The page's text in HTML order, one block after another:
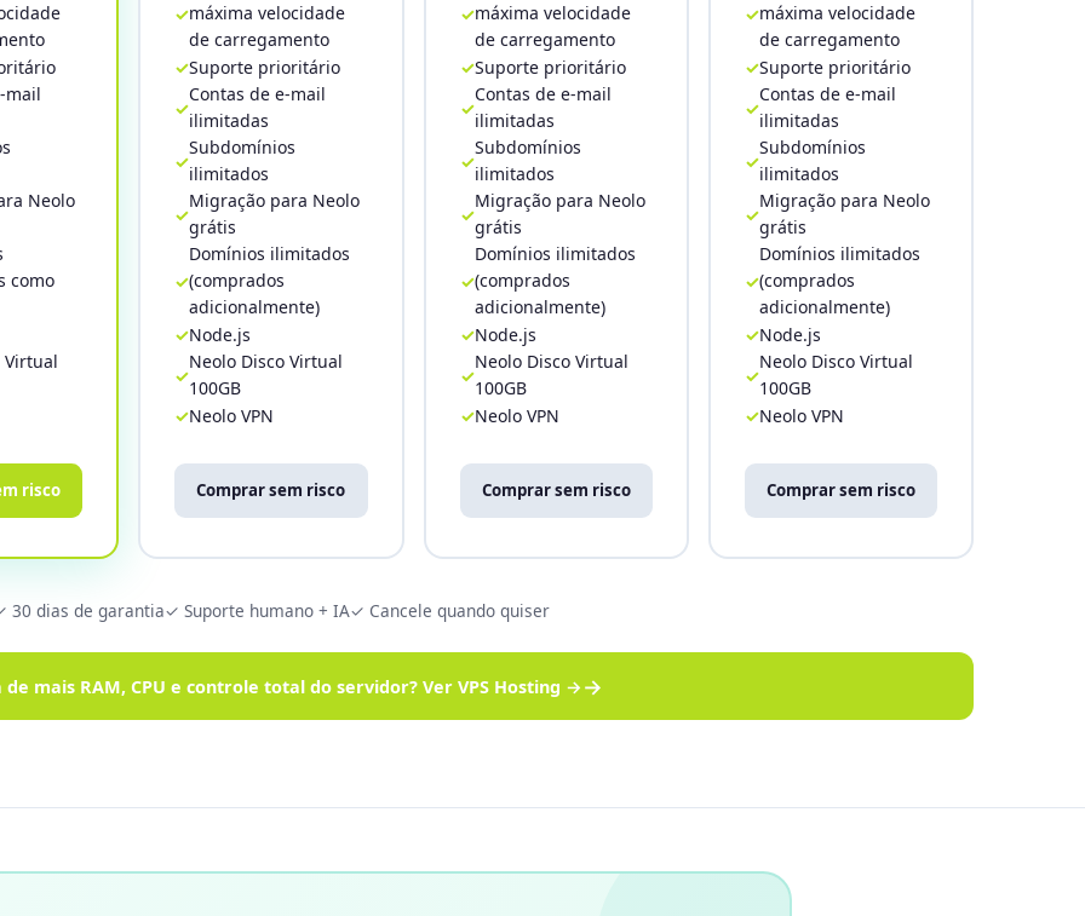
mail
Neolo
como
Virtual
risco
máxima velocidade
de carregamento
Suporte prioritário
Contas de e-mail
ilimitadas
Subdomínios
ilimitados
Migração para Neolo
grátis
Domínios ilimitados
(comprados
adicionalmente)
Node.js
Neolo Disco Virtual
100GB
Neolo VPN
Comprar sem risco
máxima velocidade
de carregamento
Suporte prioritário
Contas de e-mail
ilimitadas
Subdomínios
ilimitados
Migração para Neolo
grátis
Domínios ilimitados
(comprados
adicionalmente)
Node.js
Neolo Disco Virtual
100GB
Neolo VPN
Comprar sem risco
máxima velocidade
de carregamento
Suporte prioritário
Contas de e-mail
ilimitadas
Subdomínios
ilimitados
Migração para Neolo
grátis
Domínios ilimitados
(comprados
adicionalmente)
Node.js
Neolo Disco Virtual
100GB
Neolo VPN
Comprar sem risco
30 dias de garantia✓ Suporte humano + IA✓ Cancele quando quiser
de mais RAM, CPU e controle total do servidor? Ver VPS Hosting → →